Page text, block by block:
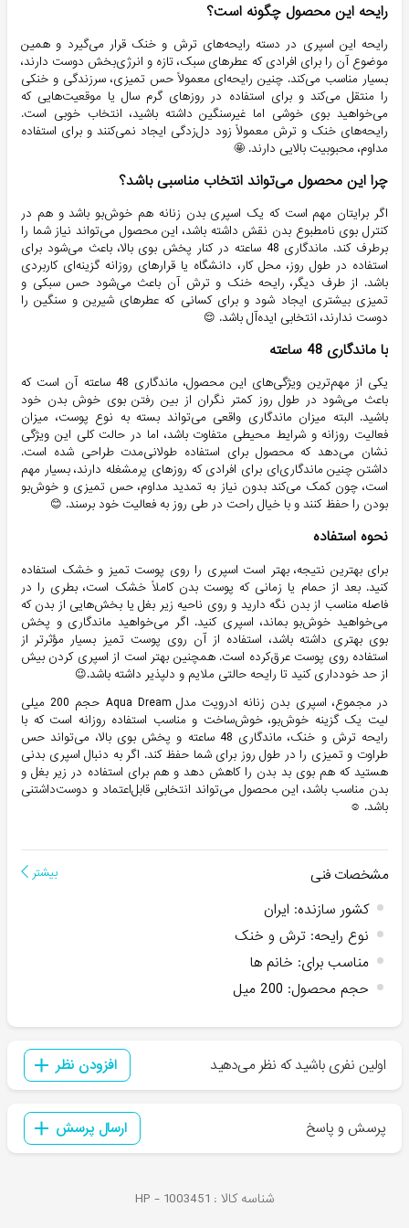
رایحه این محصول چگونه است؟
رایحه این اسپری در دسته رایحه‌های ترش و خنک قرار می‌گیرد و همین
موضوع آن را برای افرادی که عطرهای سبک، تازه و انرژی‌بخش دوست دارند،
بسیار مناسب می‌کند. چنین رایحه‌ای معمولاً حس تمیزی، سرزندگی و خنکی
را منتقل می‌کند و برای استفاده در روزهای گرم سال یا موقعیت‌هایی که
می‌خواهید بوی خوشی اما غیرسنگین داشته باشید، انتخاب خوبی است.
رایحه‌های خنک و ترش معمولاً زود دل‌زدگی ایجاد نمی‌کنند و برای استفاده
مداوم، محبوبیت بالایی دارند. 🤩
چرا این محصول می‌تواند انتخاب مناسبی باشد؟
اگر برایتان مهم است که یک اسپری بدن زنانه هم خوش‌بو باشد و هم در
کنترل بوی نامطبوع بدن نقش داشته باشد، این محصول می‌تواند نیاز شما را
برطرف کند. ماندگاری 48 ساعته در کنار پخش بوی بالا، باعث می‌شود برای
استفاده در طول روز، محل کار، دانشگاه یا قرارهای روزانه گزینه‌ای کاربردی
باشد. از طرف دیگر، رایحه خنک و ترش آن باعث می‌شود حس سبکی و
تمیزی بیشتری ایجاد شود و برای کسانی که عطرهای شیرین و سنگین را
دوست ندارند، انتخابی ایده‌آل باشد. 😌
با ماندگاری 48 ساعته
یکی از مهم‌ترین ویژگی‌های این محصول، ماندگاری 48 ساعته آن است که
باعث می‌شود در طول روز کمتر نگران از بین رفتن بوی خوش بدن خود
باشید. البته میزان ماندگاری واقعی می‌تواند بسته به نوع پوست، میزان
فعالیت روزانه و شرایط محیطی متفاوت باشد، اما در حالت کلی این ویژگی
نشان می‌دهد که محصول برای استفاده طولانی‌مدت طراحی شده است.
داشتن چنین ماندگاری‌ای برای افرادی که روزهای پرمشغله دارند، بسیار مهم
است، چون کمک می‌کند بدون نیاز به تمدید مداوم، حس تمیزی و خوش‌بو
بودن را حفظ کنند و با خیال راحت در طی روز به فعالیت خود برسند. 😊
نحوه استفاده
برای بهترین نتیجه، بهتر است اسپری را روی پوست تمیز و خشک استفاده
کنید. بعد از حمام یا زمانی که پوست بدن کاملاً خشک است، بطری را در
فاصله مناسب از بدن نگه دارید و روی ناحیه زیر بغل یا بخش‌هایی از بدن که
می‌خواهید خوش‌بو بماند، اسپری کنید. اگر می‌خواهید ماندگاری و پخش
بوی بهتری داشته باشد، استفاده از آن روی پوست تمیز بسیار مؤثرتر از
استفاده روی پوست عرق‌کرده است. همچنین بهتر است از اسپری کردن بیش
از حد خودداری کنید تا رایحه حالتی ملایم و دلپذیر داشته باشد.😉
در مجموع، اسپری بدن زنانه ادرویت مدل Aqua Dream حجم 200 میلی
لیت یک گزینه خوش‌بو، خوش‌ساخت و مناسب استفاده روزانه است که با
رایحه ترش و خنک، ماندگاری 48 ساعته و پخش بوی بالا، می‌تواند حس
طراوت و تمیزی را در طول روز برای شما حفظ کند. اگر به دنبال اسپری بدنی
هستید که هم بوی بد بدن را کاهش دهد و هم برای استفاده در زیر بغل و
بدن مناسب باشد، این محصول می‌تواند انتخابی قابل‌اعتماد و دوست‌داشتنی
باشد. ☺️
مشخصات فنی بیشتر
کشور سازنده: ایران
نوع رایحه: ترش و خنک
مناسب برای: خانم ها
حجم محصول: 200 میل
اولین نفری باشید که نظر می‌دهید افزودن نظر
پرسش و پاسخ ارسال پرسش
شناسه کالا : HP - 1003451